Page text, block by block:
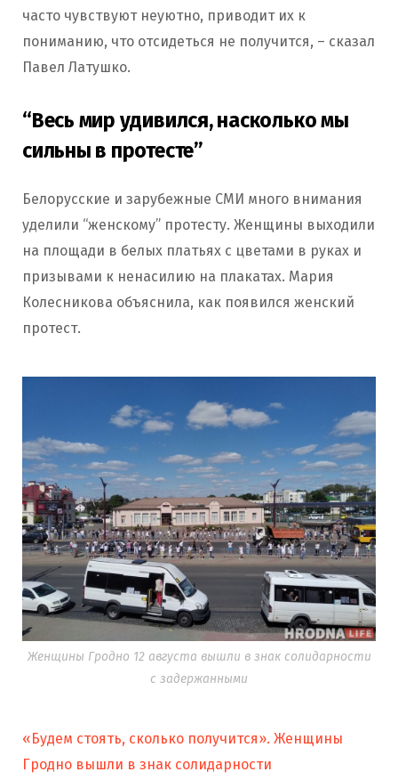
часто чувствуют неуютно, приводит их к
пониманию, что отсидеться не получится, – сказал
Павел Латушко.
“Весь мир удивился, насколько мы
сильны в протесте”
Белорусские и зарубежные СМИ много внимания
уделили “женскому” протесту. Женщины выходили
на площади в белых платьях с цветами в руках и
призывами к ненасилию на плакатах. Мария
Колесникова объяснила, как появился женский
протест.
Женщины Гродно 12 августа вышли в знак солидарности
с задержанными
«Будем стоять, сколько получится». Женщины
Гродно вышли в знак солидарности